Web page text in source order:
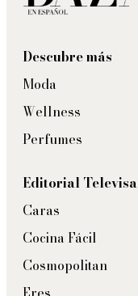
Descubre más
Moda
Wellness
Perfumes
Editorial Televisa
Caras
Cocina Fácil
Cosmopolitan